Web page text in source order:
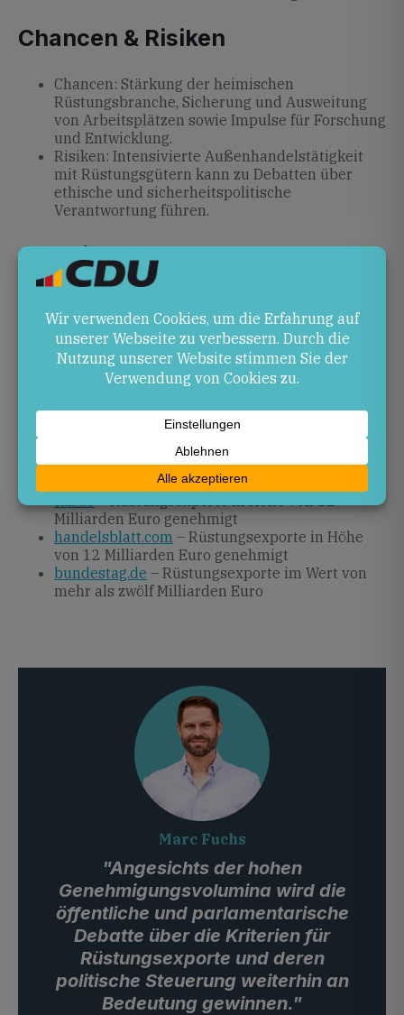
Chancen & Risiken
Chancen: Stärkung der heimischen
Rüstungsbranche, Sicherung und Ausweitung
von Arbeitsplätzen sowie Impulse für Forschung
und Entwicklung.
Risiken: Intensivierte Außenhandelstätigkeit
mit Rüstungsgütern kann zu Debatten über
ethische und sicherheitspolitische
Verantwortung führen.
Ausblick
die öffentliche und parlamentarische Debatte über
die Kriterien für Rüstungsexporte und deren
politische Steuerung weiterhin an Bedeutung
Quellen
zamin.uz– Deutschland steigerte seine
Rüstungsexporte bis 2025 auf …
taz.de– Rüstungsexporte in Höhe von 12
Milliarden Euro genehmigt
handelsblatt.com – Rüstungsexporte in Höhe
von 12 Milliarden Euro genehmigt
bundestag.de – Rüstungsexporte im Wert von
mehr als zwölf Milliarden Euro
Marc Fuchs
"Angesichts der hohen
Genehmigungsvolumina wird die
öffentliche und parlamentarische
Debatte über die Kriterien für
Rüstungsexporte und deren
politische Steuerung weiterhin an
Bedeutung gewinnen."